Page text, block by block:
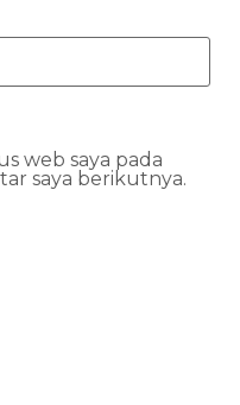
web saya pada
saya berikutnya.